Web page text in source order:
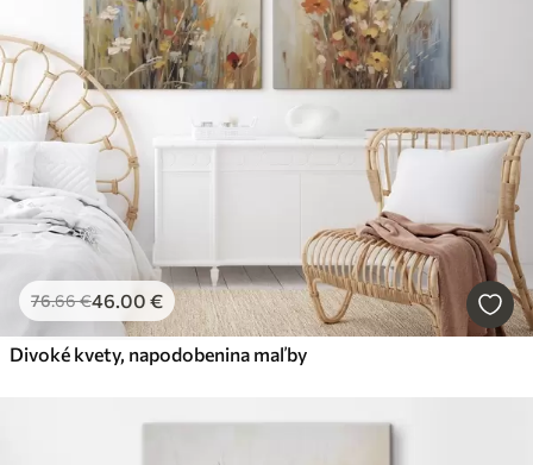
76.66€46.00 €
Divoké kvety, napodobenina maľby